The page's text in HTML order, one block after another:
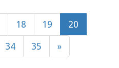
18 19 20
34 35 »